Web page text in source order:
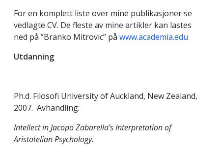
For en komplett liste over mine publikasjoner se
vedlagte CV. De fleste av mine artikler kan lastes
ned på ”Branko Mitrovic” på www.academia.edu
Utdanning
Ph.d. Filosofi University of Auckland, New Zealand,
2007. Avhandling:
Intellect in Jacopo Zabarella’s Interpretation of
Aristotelian Psychology.